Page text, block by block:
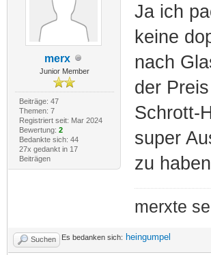
merx
Junior Member
Beiträge: 47
Themen: 7
Registriert seit: Mar 2024
Bewertung: 2
Bedankte sich: 44
27x gedankt in 17
Beiträgen
Ja ich
keine
nach
der
Schrott-
super
zu
merxte
Suchen Es bedanken sich: heingumpel